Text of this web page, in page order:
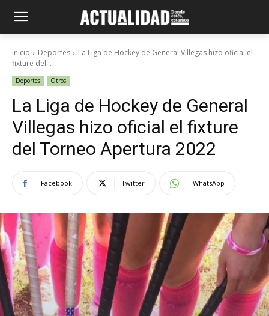
Inicio Deportes
La Liga de Hockey de General Villegas hizo oficial el
fixture del...
Deportes Otros
La Liga de Hockey de General
Villegas hizo oficial el fixture
del Torneo Apertura 2022
Facebook Twitter WhatsApp